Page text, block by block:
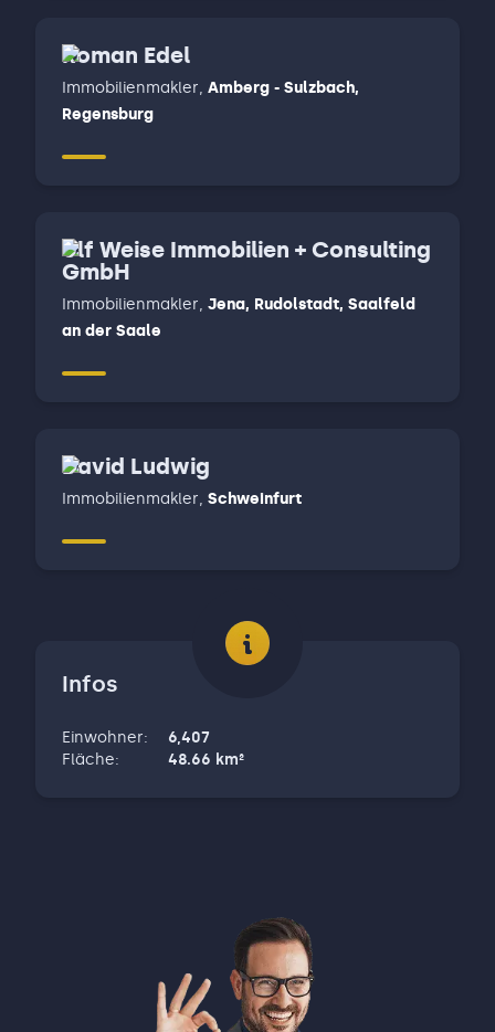
Oberscheinfeld - Langenfeld - Baudenbach -
Scheinfeld - Markt Taschendorf -
Vestenbergsgreuth - Burghaslach - Geiselwind -
Roman Edel
Immobilienmakler, Amberg - Sulzbach,
Regensburg
Ulf Weise Immobilien + Consulting
GmbH
Immobilienmakler, Jena, Rudolstadt, Saalfeld
an der Saale
David Ludwig
Immobilienmakler, Schweinfurt
Infos
Einwohner:
6,407
Fläche: 48.66 km²